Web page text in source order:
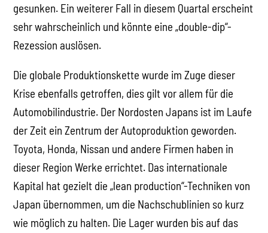
gesunken. Ein weiterer Fall in diesem Quartal erscheint
sehr wahrscheinlich und könnte eine „double-dip“-
Rezession auslösen.
Die globale Produktionskette wurde im Zuge dieser
Krise ebenfalls getroffen, dies gilt vor allem für die
Automobilindustrie. Der Nordosten Japans ist im Laufe
der Zeit ein Zentrum der Autoproduktion geworden.
Toyota, Honda, Nissan und andere Firmen haben in
dieser Region Werke errichtet. Das internationale
Kapital hat gezielt die „lean production“-Techniken von
Japan übernommen, um die Nachschublinien so kurz
wie möglich zu halten. Die Lager wurden bis auf das